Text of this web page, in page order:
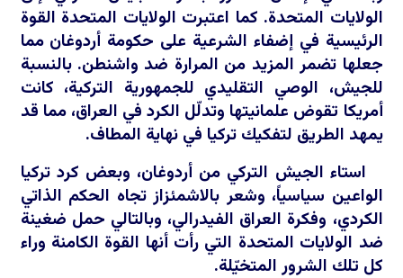
الولايات المتحدة. كما اعتبرت الولايات المتحدة القوة
الرئيسية في إضفاء الشرعية على حكومة أردوغان مما
جعلها تضمر المزيد من المرارة ضد واشنطن. بالنسبة
للجيش، الوصي التقليدي للجمهورية التركية، كانت
أمريكا تقوض علمانيتها وتدلّل الكرد في العراق، مما قد
يمهد الطريق لتفكيك تركيا في نهاية المطاف.
استاء الجيش التركي من أردوغان، وبعض كرد تركيا
الواعين سياسياً، وشعر بالاشمئزاز تجاه الحكم الذاتي
الكردي، وفكرة العراق الفيدرالي، وبالتالي حمل ضغينة
ضد الولايات المتحدة التي رأت أنها القوة الكامنة وراء
كل تلك الشرور المتخيّلة.